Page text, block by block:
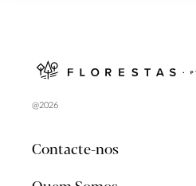
@2026
Contacte-nos